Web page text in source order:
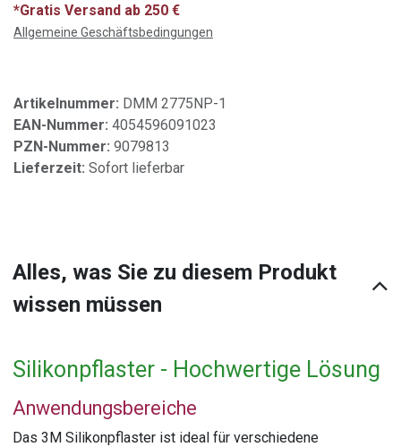
*Gratis Versand ab 250 €
Allgemeine Geschäftsbedingungen
Artikelnummer: DMM 2775NP-1
EAN-Nummer: 4054596091023
PZN-Nummer: 9079813
Lieferzeit: Sofort lieferbar
Alles, was Sie zu diesem Produkt
wissen müssen
Silikonpflaster - Hochwertige Lösung
Anwendungsbereiche
Das 3M Silikonpflaster ist ideal für verschiedene